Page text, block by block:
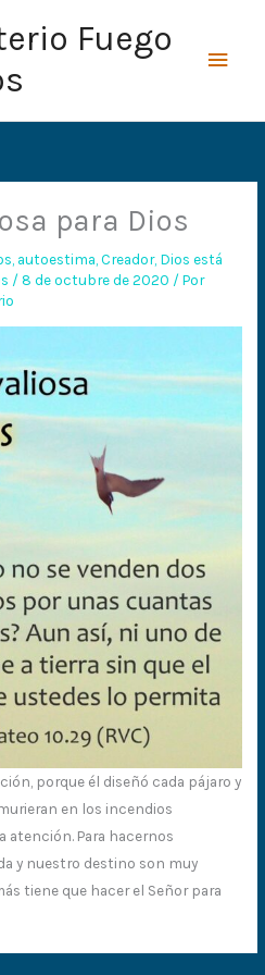
Fuego
para Dios
autoestima ,Creador, Dios está
/8 de octubre de 2020 / Por
porque él diseñó cada pájaro y
en los incendios
atención. Para hacernos
y nuestro destino son muy
tiene que hacer el Señor para